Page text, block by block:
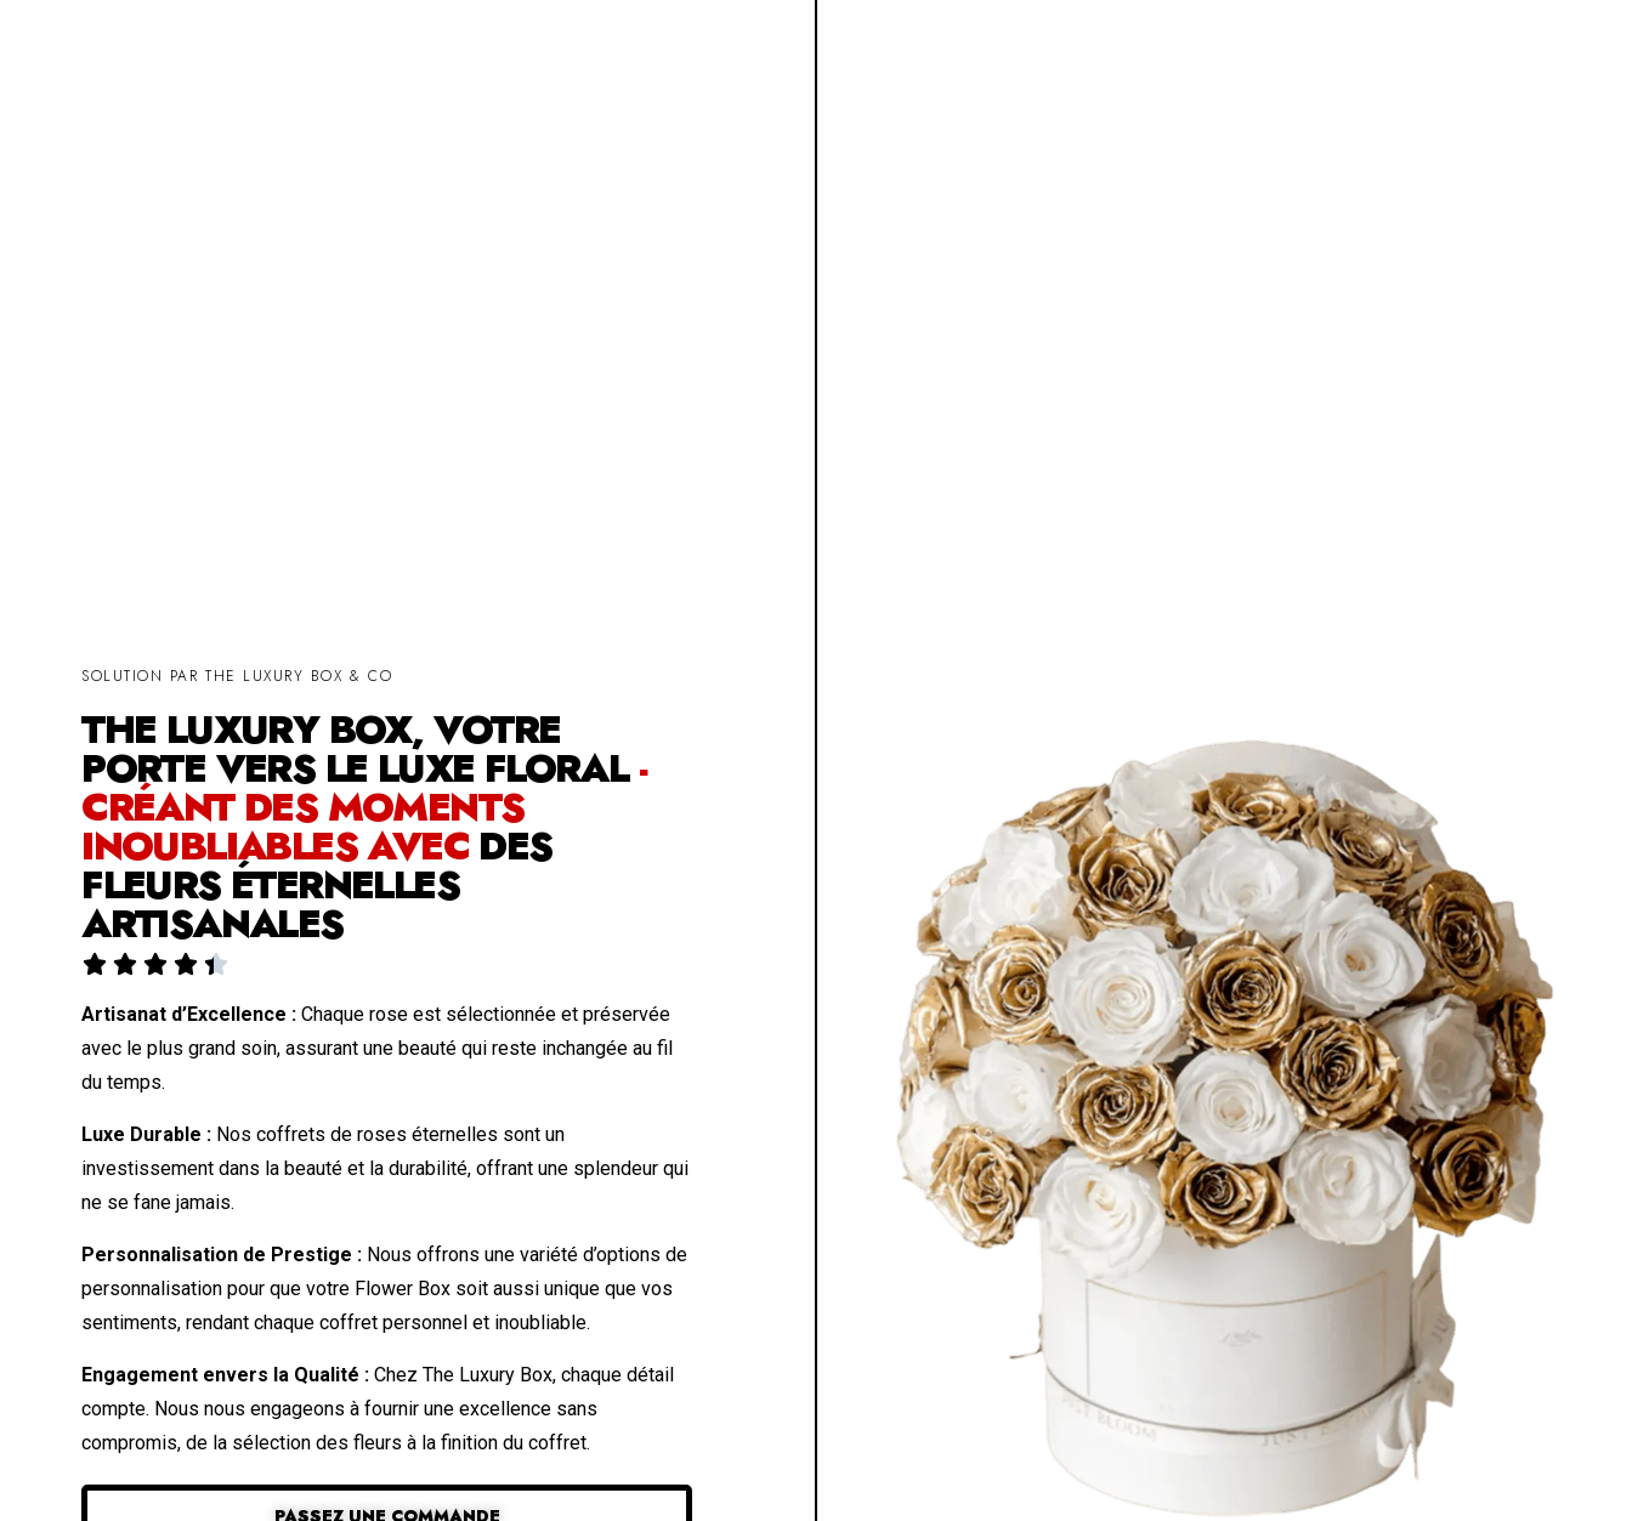
SOLUTION PAR THE LUXURY BOX & CO
THE LUXURY BOX, VOTRE
PORTE VERS LE LUXE FLORAL-
CRÉANT DES MOMENTS
INOUBLIABLES AVEC DES
FLEURS ÉTERNELLES
ARTISANALES
    
Artisanat d’Excellence : Chaque rose est sélectionnée et préservée
avec le plus grand soin, assurant une beauté qui reste inchangée au fil
du temps.
Luxe Durable : Nos coffrets de roses éternelles sont un
investissement dans la beauté et la durabilité, offrant une splendeur qui
ne se fane jamais.
Personnalisation de Prestige : Nous offrons une variété d’options de
personnalisation pour que votre Flower Box soit aussi unique que vos
sentiments, rendant chaque coffret personnel et inoubliable.
Engagement envers la Qualité : Chez The Luxury Box, chaque détail
compte. Nous nous engageons à fournir une excellence sans
compromis, de la sélection des fleurs à la finition du coffret.
PASSEZ UNE COMMANDE